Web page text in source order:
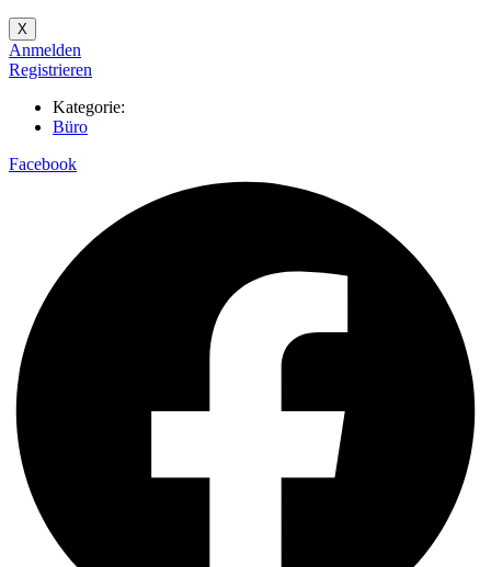
X
Anmelden
Registrieren
Kategorie:
Büro
Facebook